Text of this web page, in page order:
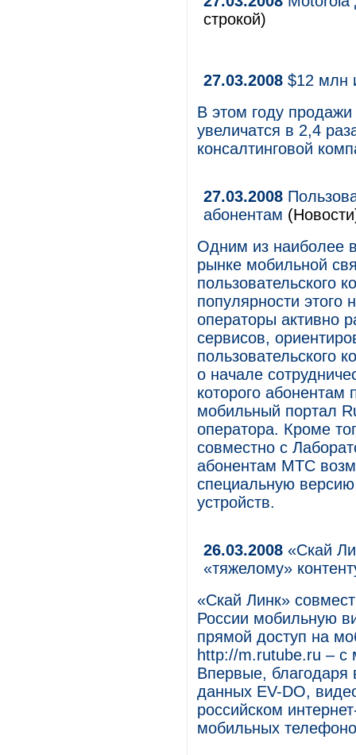
строкой)
27.03.2008 $12 млн
В этом году
увеличатся в 2,4
консалтинговой
27.03.2008
абонентам
Одним из наиболее
рынке мобильной
пользовательского
популярности этого
операторы активно
сервисов,
пользовательского
о начале
которого абонентам
мобильный портал
оператора. Кроме
совместно с
абонентам МТС
специальную
устройств.
26.03.2008 «Скай
«тяжелому»
«Скай Линк»
России мобильную
прямой доступ на
http://m.rutube.ru – с
Впервые, благодаря
данных EV-DO,
российском
мобильных